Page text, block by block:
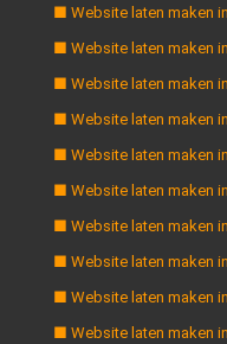
■ Website laten maken
■ Website laten maken
■ Website laten maken
■ Website laten maken
■ Website laten maken
■ Website laten maken
■ Website laten maken
■ Website laten maken
■ Website laten maken
■ Website laten maken